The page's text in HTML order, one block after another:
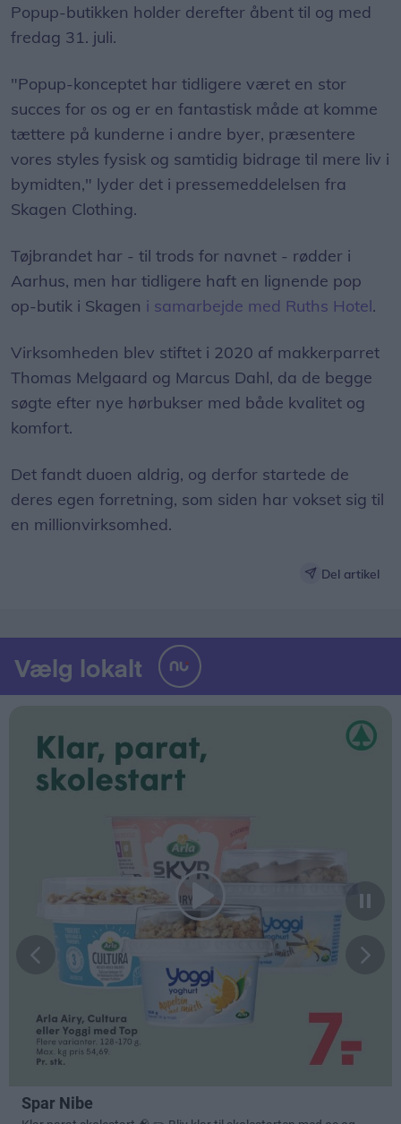
Popup-butikken holder derefter åbent til og med
fredag 31. juli.
"Popup-konceptet har tidligere været en stor
succes for os og er en fantastisk måde at komme
tættere på kunderne i andre byer, præsentere
vores styles fysisk og samtidig bidrage til mere liv i
bymidten," lyder det i pressemeddelelsen fra
Skagen Clothing.
Tøjbrandet har - til trods for navnet - rødder i
Aarhus, men har tidligere haft en lignende pop
op-butik i Skagen i samarbejde med Ruths Hotel.
Virksomheden blev stiftet i 2020 af makkerparret
Thomas Melgaard og Marcus Dahl, da de begge
søgte efter nye hørbukser med både kvalitet og
komfort.
Det fandt duoen aldrig, og derfor startede de
deres egen forretning, som siden har vokset sig til
en millionvirksomhed.
Del artikel